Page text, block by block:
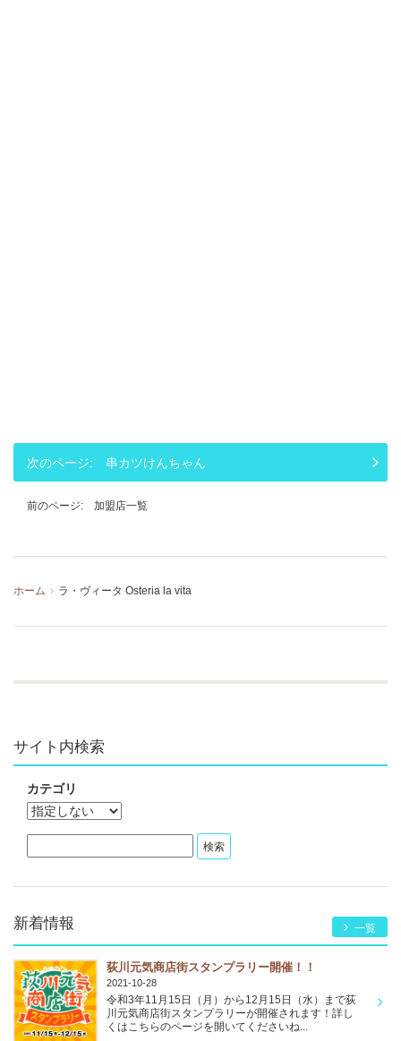
串カツけんちゃん
加盟店一覧
ホーム ラ・ヴィータ Osteria la vita
サイト内検索
カテゴリ
新着情報 一覧
荻川元気商店街スタンプラリー開催！！
2021-10-28
令和3年11月15日（月）から12月15日（水）まで荻
川元気商店街スタンプラリーが開催されます！詳し
くはこちらのページを開いてくださいね...